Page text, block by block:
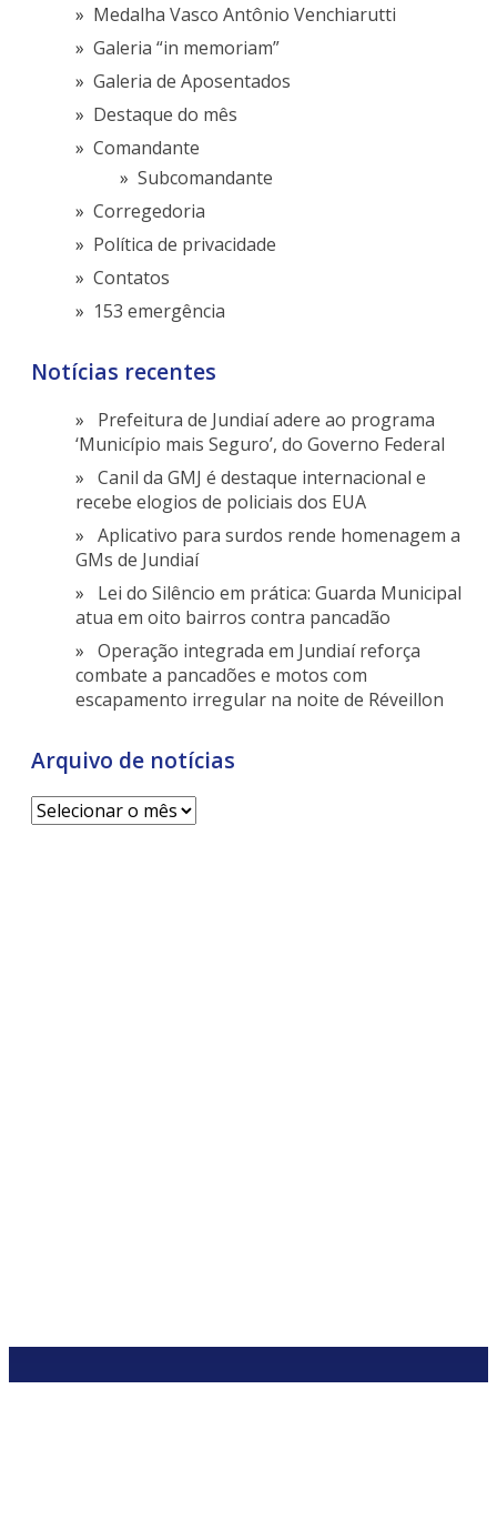
Medalha Vasco Antônio Venchiarutti
Galeria “in memoriam”
Galeria de Aposentados
Destaque do mês
Comandante
Subcomandante
Corregedoria
Política de privacidade
Contatos
153 emergência
Notícias recentes
Prefeitura de Jundiaí adere ao programa
‘Município mais Seguro’, do Governo Federal
Canil da GMJ é destaque internacional e
recebe elogios de policiais dos EUA
Aplicativo para surdos rende homenagem a
GMs de Jundiaí
Lei do Silêncio em prática: Guarda Municipal
atua em oito bairros contra pancadão
Operação integrada em Jundiaí reforça
combate a pancadões e motos com
escapamento irregular na noite de Réveillon
Arquivo de notícias
Arquivo
de